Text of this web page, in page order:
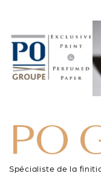
PO
Spécialiste de la